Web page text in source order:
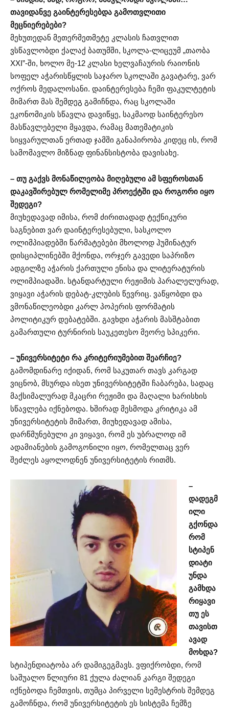
თავიდანვე გაინტერესებდა გამოთვლითი
მეცნიერებები?
მეხუთედან მეთერმეთმეტე კლასის ჩათვლით
ვსწავლობდი ქალაქ ბათუმში, სკოლა-ლიცეუმ „თაობა
XXI”-ში, ხოლო მე-12 კლასი ხელვაჩაურის რაიონის
სოფელ აჭარისწყლის საჯარო სკოლაში გავატარე, ვარ
ოქროს მედალოსანი. დაინტერესება ჩემი ფაკულტეტის
მიმართ მას შემდეგ გამიჩნდა, რაც სკოლაში
ეკონომიკის სწავლა დავიწყე, საკმაოდ საინტერესო
მასწავლებელი მყავდა, რამაც მათემატიკის
სიყვარულთან ერთად ჯამში განაპირობა კიდეც ის, რომ
სამომავლო მიზნად ფინანსისტობა დავისახე.
– თუ გაქვს მონაწილეობა მიღებული ამ სფეროსთან
დაკავშირებულ რომელიმე პროექტში და როგორი იყო
შედეგი?
მიუხედავად იმისა, რომ ძირითადად ტექნიკური
საგნებით ვარ დაინტერესებული, სასკოლო
ოლიმპიადებში წარმატებები მხოლოდ ჰუმინატურ
დისციპლინებში მქონდა, ორჯერ გავედი საპრიზო
ადგილზე აჭარის ქართული ენისა და ლიტერატურის
ოლიმპიადაში. სტანდარტული რეჟიმის პარალელურად,
ვიყავი აჭარის დებატ-კლუბის წევრიც. ვაწყობდი და
ვმონაწილეობდი კარლ პოპერის ფორმატის
პოლიტიკურ დებატებში. გავხდი აჭარის მასშტაბით
გამართული ტურნირის საუკეთესო მეორე სპიკერი.
– უნივერსიტეტი რა კრიტერიუმებით შეარჩიე?
გამომდინარე იქიდან, რომ საკუთარ თავს კარგად
ვიცნობ, მსურდა ისეთ უნივერსიტეტში ჩაბარება, სადაც
მაქსიმალურად მკაცრი რეჟიმი და მაღალი ხარისხის
სწავლება იქნებოდა. ხშირად მესმოდა კრიტიკა ამ
უნივერსიტეტის მიმართ, მიუხედავად ამისა,
დარწმუნებული კი ვიყავი, რომ ეს უბრალოდ იმ
ადამიანების გამოგონილი იყო, რომელთაც ვერ
შეძლეს აყოლოდნენ უნივერსიტეტის რითმს.
–
დადეგმ
ილი
გქონდა
რომ
სტიპენ
დიატი
უნდა
გამხდა
რიყავი
თუ ეს
თავისთ
ავად
მოხდა?
სტიპენდიატობა არ დამიგეგმავს. ვფიქრობდი, რომ
საშუალო წლიური 81 ქულა ძალიან კარგი შედეგი
იქნებოდა ჩემთვის, თუმცა პირველი სემესტრის შემდეგ
გამოჩნდა, რომ უნივერსიტეტის ეს სისტემა ჩემზე